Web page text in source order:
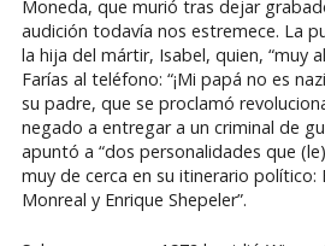
Moneda, que murió tras dejar
audición todavía nos estremece. La
la hija del mártir, Isabel, quien, “muy
Farías al teléfono: “¡Mi papá no es
su padre, que se proclamó
negado a entregar a un criminal de
apuntó a “dos personalidades que
muy de cerca en su itinerario político:
Monreal y Enrique Shepeler”.